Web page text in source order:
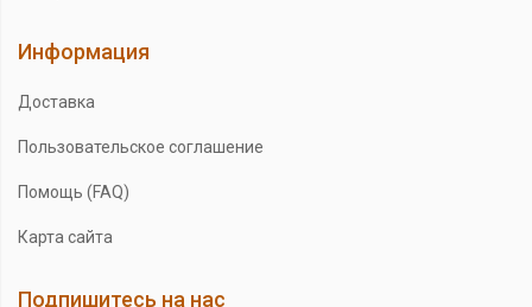
Информация
Доставка
Пользовательское соглашение
Помощь (FAQ)
Карта сайта
Подпишитесь на нас